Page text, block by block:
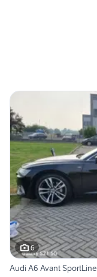
6
Audi A6 Avant SportLine